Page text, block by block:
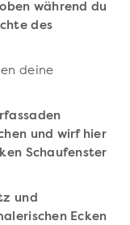
während du
des
deine
und wirf hier
Schaufenster
und
Ecken